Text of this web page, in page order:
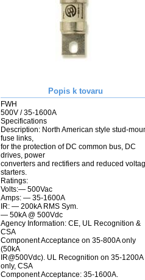
Popis k tovaru
FWH
500V / 35-1600A
Specifications
Description: North American style stud-
fuse links,
for the protection of DC common bus, DC
drives, power
converters and rectifiers and reduced
starters.
Ratings:
Volts:— 500Vac
Amps: — 35-1600A
IR: — 200kA RMS Sym.
— 50kA @ 500Vdc
Agency Information: CE, UL Recognition &
CSA
Component Acceptance on 35-800A only
(50kA
IR@500Vdc). UL Recognition on 35-1200A
only, CSA
Component Acceptance: 35-1600A.